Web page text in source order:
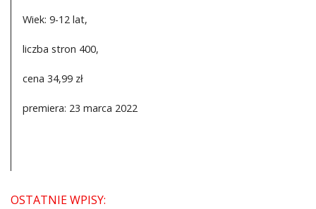
Wiek: 9-12 lat,
liczba stron 400,
cena 34,99 zł
premiera: 23 marca 2022
OSTATNIE WPISY: